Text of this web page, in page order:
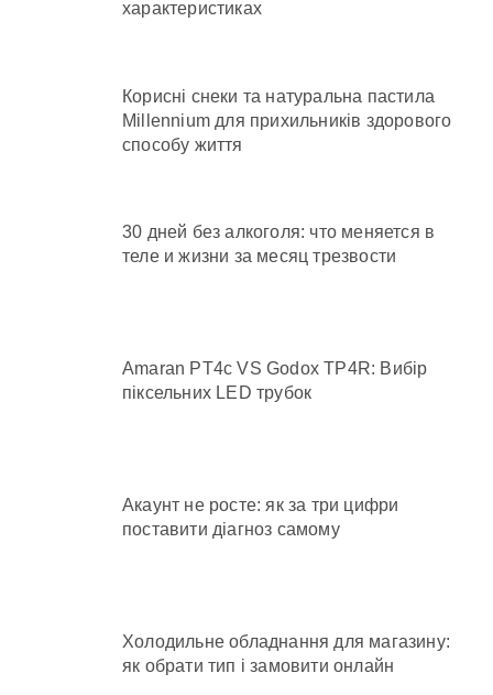
характеристиках
Корисні снеки та натуральна пастила
Millennium для прихильників здорового
способу життя
30 дней без алкоголя: что меняется в
теле и жизни за месяц трезвости
Amaran PT4c VS Godox TP4R: Вибір
піксельних LED трубок
Акаунт не росте: як за три цифри
поставити діагноз самому
Холодильне обладнання для магазину:
як обрати тип і замовити онлайн